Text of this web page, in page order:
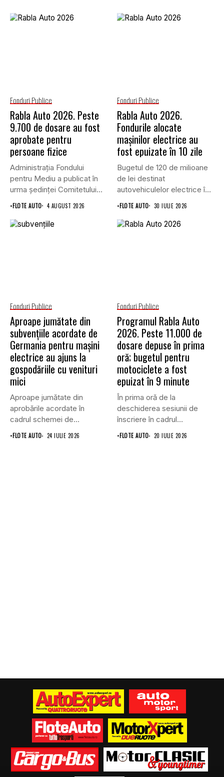
Fonduri Publice
Rabla Auto 2026. Peste
9.700 de dosare au fost
aprobate pentru
persoane fizice
Administrația Fondului
pentru Mediu a publicat în
urma ședinței Comitetului
de Avizare,...
•FLOTE AUTO 4 AUGUST 2026
Fonduri Publice
Rabla Auto 2026.
Fondurile alocate
mașinilor electrice au
fost epuizate în 10 zile
Bugetul de 120 de milioane
de lei destinat
autovehiculelor electrice în
programul...
•FLOTE AUTO 30 IULIE 2026
Fonduri Publice
Aproape jumătate din
subvențiile acordate de
Germania pentru mașini
electrice au ajuns la
gospodăriile cu venituri
mici
Aproape jumătate din
aprobările acordate în
cadrul schemei de
subvenționare a
•FLOTE AUTO 24 IULIE 2026
Fonduri Publice
Programul Rabla Auto
2026. Peste 11.000 de
dosare depuse în prima
oră; bugetul pentru
motociclete a fost
epuizat în 9 minute
În prima oră de la
deschiderea sesiunii de
înscriere în cadrul
Programului...
•FLOTE AUTO 20 IULIE 2026